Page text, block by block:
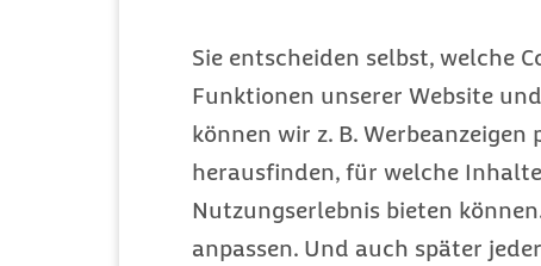
Sie entscheiden selbst, welche
Funktionen unserer Website
können wir z. B.
herausfinden, für welche
Nutzungserlebnis bieten
anpassen. Und auch später